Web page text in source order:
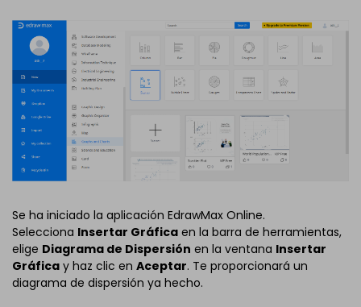
Se ha iniciado la aplicación EdrawMax Online.
Selecciona Insertar Gráfica en la barra de herramientas,
elige Diagrama de Dispersión en la ventana Insertar
Gráfica y haz clic en Aceptar. Te proporcionará un
diagrama de dispersión ya hecho.